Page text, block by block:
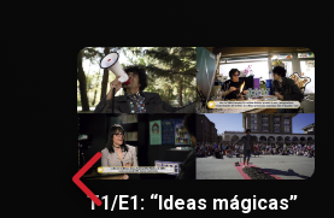
T1/E1: “Ideas mágicas”